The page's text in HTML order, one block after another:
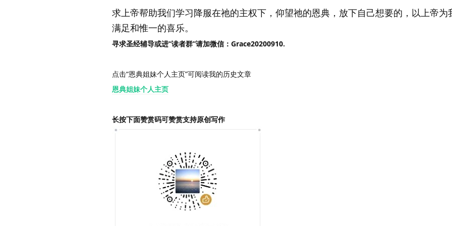
求上帝帮助我们学习降服在祂的主权下，仰望祂的恩典，放下自己想要的，以上帝为
满足和惟一的喜乐。
寻求圣经辅导或进“读者群”请加微信：Grace20200910.
点击“恩典姐妹个人主页”可阅读我的历史文章
恩典姐妹个人主页
长按下面赞赏码可赞赏支持原创写作